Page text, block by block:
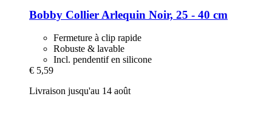
Bobby Collier Arlequin Noir, 25 -​ 40 cm
Fermeture à clip rapide
Robuste & lavable
Incl. pendentif en silicone
€ 5,59
Livraison jusqu'au 14 août